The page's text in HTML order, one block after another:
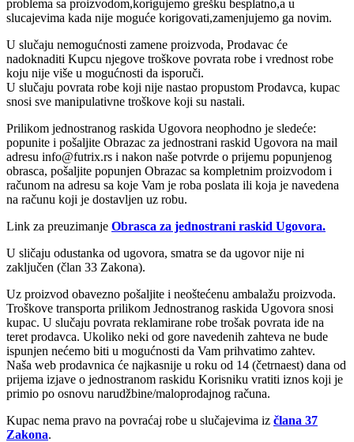
problema sa proizvodom,korigujemo grešku besplatno,a u
slucajevima kada nije moguće korigovati,zamenjujemo ga novim.
U slučaju nemogućnosti zamene proizvoda, Prodavac će
nadoknaditi Kupcu njegove troškove povrata robe i vrednost robe
koju nije više u mogućnosti da isporuči.
U slučaju povrata robe koji nije nastao propustom Prodavca, kupac
snosi sve manipulativne troškove koji su nastali.
Prilikom jednostranog raskida Ugovora neophodno je sledeće:
popunite i pošaljite Obrazac za jednostrani raskid Ugovora na mail
adresu info@futrix.rs i nakon naše potvrde o prijemu popunjenog
obrasca, pošaljite popunjen Obrazac sa kompletnim proizvodom i
računom na adresu sa koje Vam je roba poslata ili koja je navedena
na računu koji je dostavljen uz robu.
Link za preuzimanje Obrasca za jednostrani raskid Ugovora.
U sličaju odustanka od ugovora, smatra se da ugovor nije ni
zaključen (član 33 Zakona).
Uz proizvod obavezno pošaljite i neoštećenu ambalažu proizvoda.
Troškove transporta prilikom Jednostranog raskida Ugovora snosi
kupac. U slučaju povrata reklamirane robe trošak povrata ide na
teret prodavca. Ukoliko neki od gore navedenih zahteva ne bude
ispunjen nećemo biti u mogućnosti da Vam prihvatimo zahtev.
Naša web prodavnica će najkasnije u roku od 14 (četrnaest) dana od
prijema izjave o jednostranom raskidu Korisniku vratiti iznos koji je
primio po osnovu narudžbine/maloprodajnog računa.
Kupac nema pravo na povraćaj robe u slučajevima iz člana 37
Zakona.